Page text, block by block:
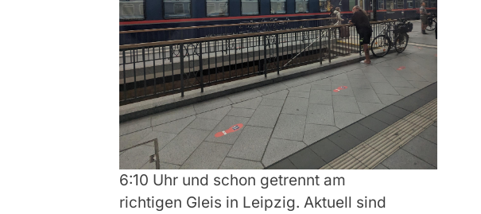
6:10 Uhr und schon getrennt am
richtigen Gleis in Leipzig. Aktuell sind